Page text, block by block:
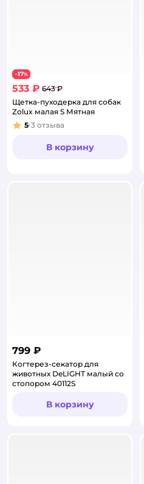
−17%
533 ₽ 643 ₽
Щетка-пуходерка для собак
Zolux малая S Мятная
Рейтинг:
5 3 отзыва
В корзину
799 ₽
Когтерез-секатор для
животных DeLIGHT малый со
стопором 40112S
В корзину